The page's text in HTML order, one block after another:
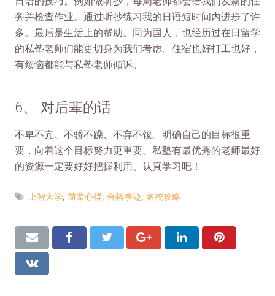
务并检查作业。通过听抄练习我的日语短时间内进步了许
多。最后是生活上的帮助。同为国人，也经历过在日留学
的私塾老师们能更切身为我们考虑。住宿也好打工也好，
有烦恼都能与私塾老师倾诉。
6、 对后辈的话
不卑不亢、不骄不躁、不弃不馁。明确自己的目标很重
要，向着这个目标努力更重要。私塾有最优秀的老师最好
的资源一定要好好把握利用。认真学习吧！
上智大学,前辈心得,合格事迹,名校攻略